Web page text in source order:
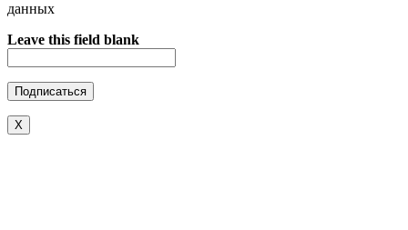
данных
Leave this field blank
X